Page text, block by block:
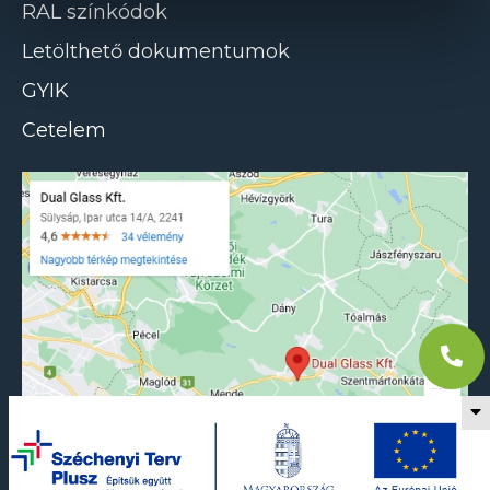
RAL színkódok
Letölthető dokumentumok
GYIK
Cetelem